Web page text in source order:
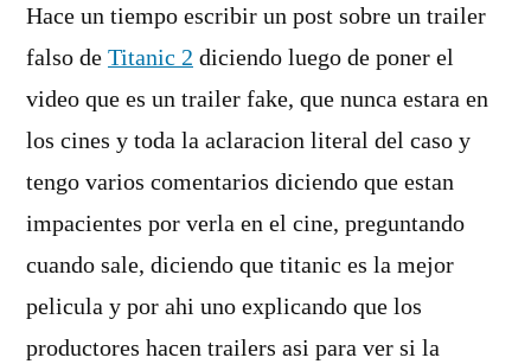
Hace un tiempo escribir un post sobre un trailer
falso de Titanic 2 diciendo luego de poner el
video que es un trailer fake, que nunca estara en
los cines y toda la aclaracion literal del caso y
tengo varios comentarios diciendo que estan
impacientes por verla en el cine, preguntando
cuando sale, diciendo que titanic es la mejor
pelicula y por ahi uno explicando que los
productores hacen trailers asi para ver si la